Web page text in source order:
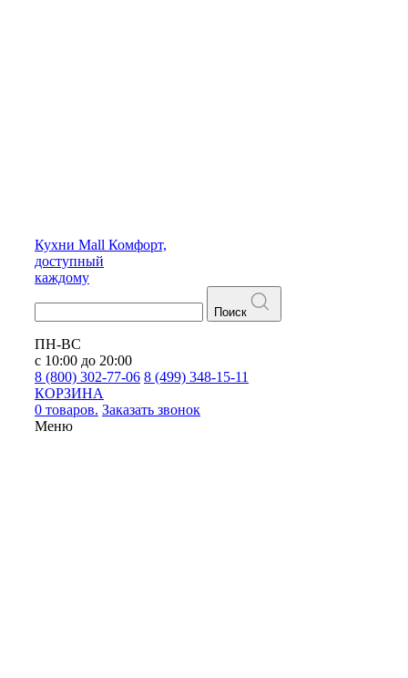
Кухни Mall Комфорт,
доступный
каждому
Поиск
ПН-ВС
с 10:00 до 20:00
8 (800) 302-77-06 8 (499) 348-15-11
КОРЗИНА
0 товаров. Заказать звонок
Меню